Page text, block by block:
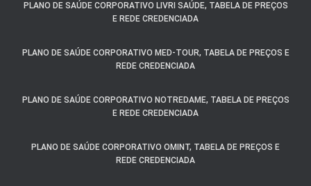
PLANO DE SAÚDE CORPORATIVO LIVRI SAÚDE, TABELA DE PREÇOS
E REDE CREDENCIADA
PLANO DE SAÚDE CORPORATIVO MED-TOUR, TABELA DE PREÇOS E
REDE CREDENCIADA
PLANO DE SAÚDE CORPORATIVO NOTREDAME, TABELA DE PREÇOS
E REDE CREDENCIADA
PLANO DE SAÚDE CORPORATIVO OMINT, TABELA DE PREÇOS E
REDE CREDENCIADA